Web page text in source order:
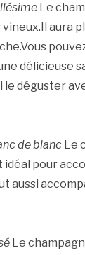
Le
aura
délicieuse
le déguster
de blanc Le
idéal pour
aussi
Le